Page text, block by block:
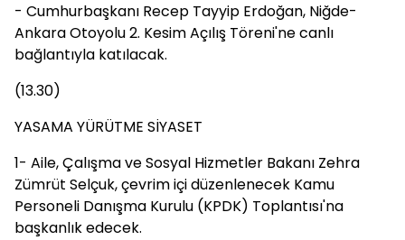
- Cumhurbaşkanı Recep Tayyip Erdoğan, Niğde-
Ankara Otoyolu 2. Kesim Açılış Töreni'ne canlı
bağlantıyla katılacak.
(13.30)
YASAMA YÜRÜTME SİYASET
1- Aile, Çalışma ve Sosyal Hizmetler Bakanı Zehra
Zümrüt Selçuk, çevrim içi düzenlenecek Kamu
Personeli Danışma Kurulu (KPDK) Toplantısı'na
başkanlık edecek.